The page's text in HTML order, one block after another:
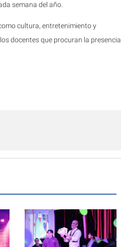
semana del año.
cultura, entretenimiento y
docentes que procuran la presencia